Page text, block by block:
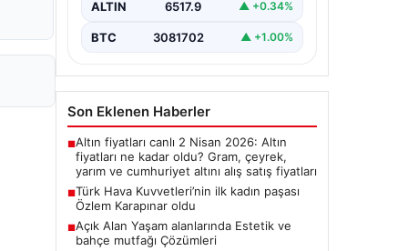
ALTIN 6517.9 ▲ +0.34%
BTC 3081702 ▲ +1.00%
Son Eklenen Haberler
■Altın fiyatları canlı 2 Nisan 2026: Altın
fiyatları ne kadar oldu? Gram, çeyrek,
yarım ve cumhuriyet altını alış satış fiyatları
■Türk Hava Kuvvetleri’nin ilk kadın paşası
Özlem Karapınar oldu
■Açık Alan Yaşam alanlarında Estetik ve
bahçe mutfağı Çözümleri